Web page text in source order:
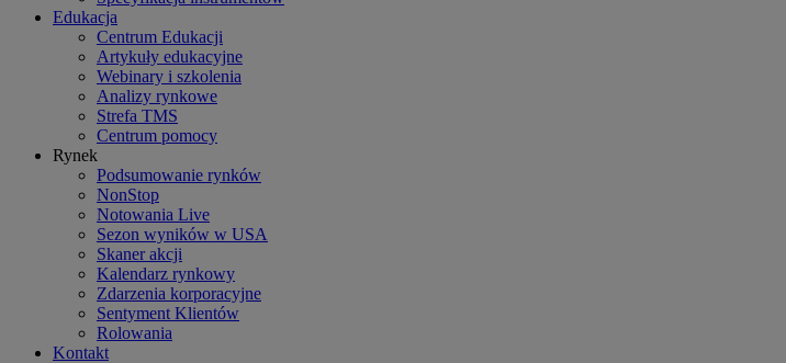
Edukacja
Centrum Edukacji
Artykuły edukacyjne
Webinary i szkolenia
Analizy rynkowe
Strefa TMS
Centrum pomocy
Rynek
Podsumowanie rynków
NonStop
Notowania Live
Sezon wyników w USA
Skaner akcji
Kalendarz rynkowy
Zdarzenia korporacyjne
Sentyment Klientów
Rolowania
Kontakt